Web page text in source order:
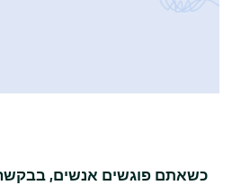
כשאתם פוגשים אנשים,